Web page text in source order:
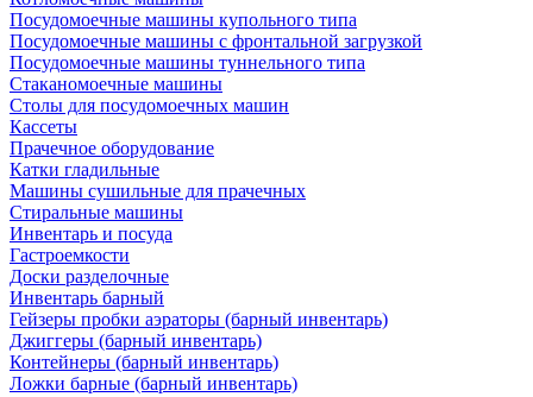
Посудомоечные машины купольного типа
Посудомоечные машины с фронтальной загрузкой
Посудомоечные машины туннельного типа
Стаканомоечные машины
Столы для посудомоечных машин
Кассеты
Прачечное оборудование
Катки гладильные
Машины сушильные для прачечных
Стиральные машины
Инвентарь и посуда
Гастроемкости
Доски разделочные
Инвентарь барный
Гейзеры пробки аэраторы (барный инвентарь)
Джиггеры (барный инвентарь)
Контейнеры (барный инвентарь)
Ложки барные (барный инвентарь)